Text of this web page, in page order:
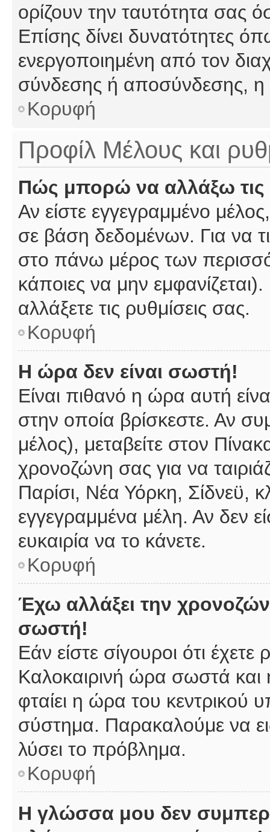
ορίζουν την ταυτότητα σας
Επίσης δίνει δυνατότητες
ενεργοποιημένη από τον
σύνδεσης ή αποσύνδεσης, η
Κορυφή
Προφίλ Μέλους και
Πώς μπορώ να αλλάξω τις
Αν είστε εγγεγραμμένο
σε βάση δεδομένων. Για να
στο πάνω μέρος των
κάποιες να μην
αλλάξετε τις ρυθμίσεις σας.
Κορυφή
Η ώρα δεν είναι σωστή!
Είναι πιθανό η ώρα αυτή
στην οποία βρίσκεστε. Αν
μέλος), μεταβείτε στον
χρονοζώνη σας για να
Παρίσι, Νέα Υόρκη, Σίδνεϋ,
εγγεγραμμένα μέλη. Αν δεν
ευκαιρία να το κάνετε.
Κορυφή
Έχω αλλάξει την
σωστή!
Εάν είστε σίγουροι ότι
Καλοκαιρινή ώρα σωστά και
φταίει η ώρα του κεντρικού
σύστημα. Παρακαλούμε να
λύσει το πρόβλημα.
Κορυφή
Η γλώσσα μου δεν